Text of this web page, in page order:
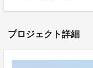
プロジェクト詳細